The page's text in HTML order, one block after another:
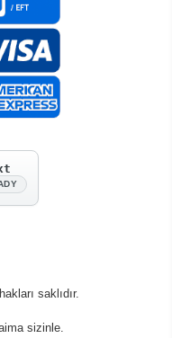
saklıdır.
sizinle.